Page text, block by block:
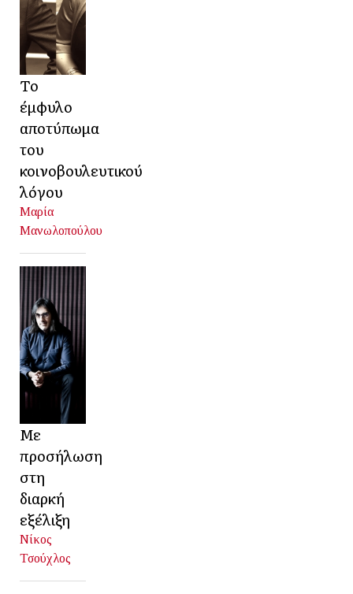
Το
έμφυλο
αποτύπωμα
του
κοινοβουλευτικού
λόγου
Μαρία
Μανωλοπούλου
Με
προσήλωση
στη
διαρκή
εξέλιξη
Νίκος
Τσούχλος